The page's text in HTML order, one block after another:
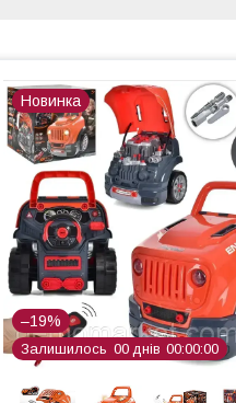
Новинка
–19%
Залишилось 00 днів 00 00 00